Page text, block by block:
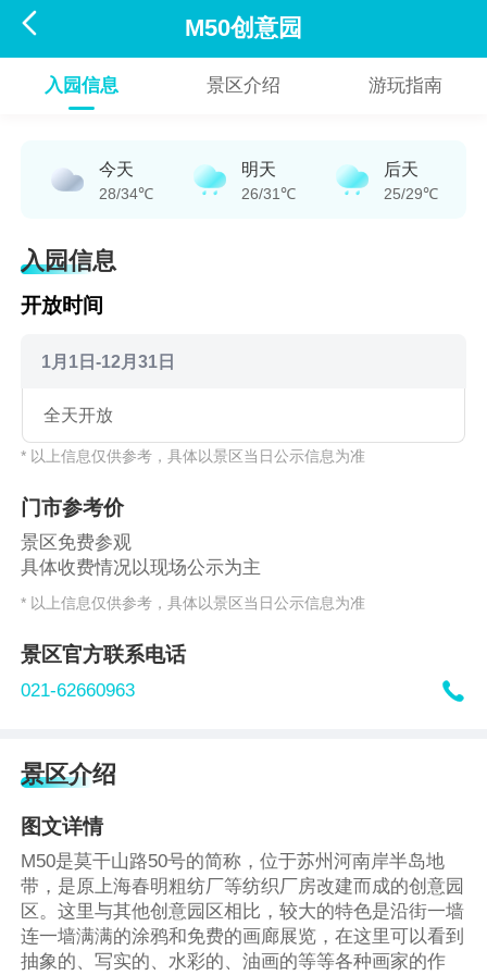
 M50创意园
入园信息 景区介绍 游玩指南
今天
28/34℃
明天
26/31℃
后天
25/29℃
入园信息
开放时间
1月1日-12月31日
全天开放
* 以上信息仅供参考，具体以景区当日公示信息为准
门市参考价
景区免费参观
具体收费情况以现场公示为主
* 以上信息仅供参考，具体以景区当日公示信息为准
景区官方联系电话
021-62660963 
景区介绍
图文详情
M50是莫干山路50号的简称，位于苏州河南岸半岛地
带，是原上海春明粗纺厂等纺织厂房改建而成的创意园
区。这里与其他创意园区相比，较大的特色是沿街一墙
连一墙满满的涂鸦和免费的画廊展览，在这里可以看到
抽象的、写实的、水彩的、油画的等等各种画家的作